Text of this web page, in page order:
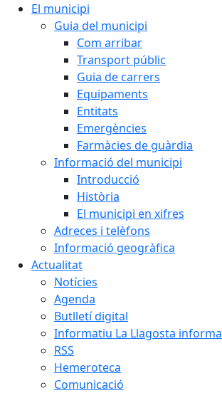
El municipi
Guia del municipi
Com arribar
Transport públic
Guia de carrers
Equipaments
Entitats
Emergències
Farmàcies de guàrdia
Informació del municipi
Introducció
Història
El municipi en xifres
Adreces i telèfons
Informació geogràfica
Actualitat
Notícies
Agenda
Butlletí digital
Informatiu La Llagosta informa
RSS
Hemeroteca
Comunicació